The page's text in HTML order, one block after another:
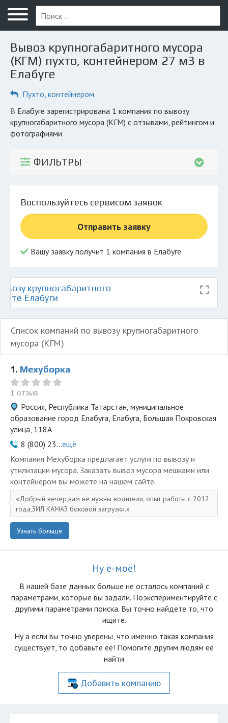
Меню
Главная
Вопрос юристу
Елабуга
ПОЛЬЗОВАТЕЛЯМ
Компании
Экоблог
Личный кабинет
Вывоз крупногабаритного мусора
(КГМ) пухто, контейнером 27 м3 в
Елабуге
Пухто, контейнером
в Елабуге зарегистрирована 1 компания по вывозу
крупногабаритного мусора (КГМ) с отзывами, рейтингом и
фотографиями
ФИЛЬТРЫ
Воспользуйтесь сервисом заявок
Отправить заявку
Вашу заявку получит 1 компания в Елабуге
крупногабаритного
Елабуги
Список компаний по вывозу крупногабаритного
мусора (КГМ)
1. Мехуборка
1 отзыв
Россия, Республика Татарстан, муниципальное
образование город Елабуга, Елабуга, Большая Покровская
улица, 118А
8 (800) 23...ещё
Компания Мехуборка предлагает услуги по вывозу и
утилизации мусора. Заказать вывоз мусора мешками или
контейнером вы можете на нашем сайте.
Добрый вечер,вам не нужны водители, опыт работы с 2012
года,ЗИЛ КАМАЗ боковой загрузки.
Узнать больше
Ну ё-моё!
В нашей базе данных больше не осталоcь компаний с
параметрами, которые вы задали. Поэкспериментируйте с
другими параметрами поиска. Вы точно найдете то, что
ищите.
Ну а если вы точно уверены, что именно такая компания
существует, то добавьте её! Помогите другим людям её
найти
Добавить компанию